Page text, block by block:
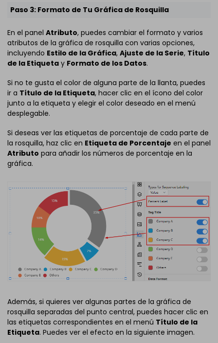
Paso 3: Formato de Tu Gráfica de Rosquilla
En el panel Atributo, puedes cambiar el formato y varios
atributos de la gráfica de rosquilla con varias opciones,
incluyendo Estilo de la Gráfica, Ajuste de la Serie, Título
de la Etiqueta y Formato de los Datos.
Si no te gusta el color de alguna parte de la llanta, puedes
ir a Título de la Etiqueta, hacer clic en el ícono del color
junto a la etiqueta y elegir el color deseado en el menú
desplegable.
Si deseas ver las etiquetas de porcentaje de cada parte de
la rosquilla, haz clic en Etiqueta de Porcentaje en el panel
Atributo para añadir los números de porcentaje en la
gráfica.
Además, si quieres ver algunas partes de la gráfica de
rosquilla separadas del punto central, puedes hacer clic en
las etiquetas correspondientes en el menú Título de la
Etiqueta. Puedes ver el efecto en la siguiente imagen.